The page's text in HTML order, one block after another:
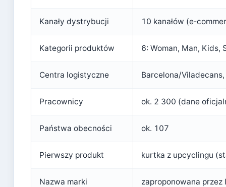
Kanały dystrybucji 10 kanałów
Kategorii produktów 6: Woman, Man, Kids,
Centra logistyczne Barcelona/
Pracownicy ok. 2 300 (dane
Państwa obecności ok. 107
Pierwszy produkt kurtka z upcyclingu
Nazwa marki zaproponowana przez